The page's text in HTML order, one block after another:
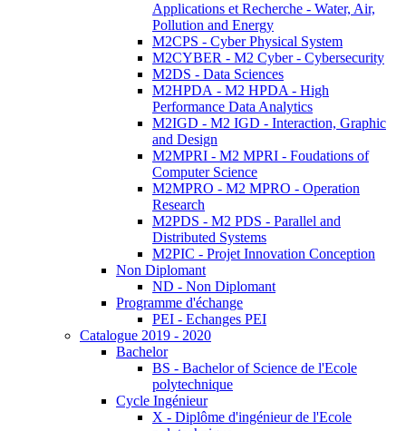
Applications et Recherche - Water, Air,
Pollution and Energy
M2CPS - Cyber Physical System
M2CYBER - M2 Cyber - Cybersecurity
M2DS - Data Sciences
M2HPDA - M2 HPDA - High
Performance Data Analytics
M2IGD - M2 IGD - Interaction, Graphic
and Design
M2MPRI - M2 MPRI - Foudations of
Computer Science
M2MPRO - M2 MPRO - Operation
Research
M2PDS - M2 PDS - Parallel and
Distributed Systems
M2PIC - Projet Innovation Conception
Non Diplomant
ND - Non Diplomant
Programme d'échange
PEI - Echanges PEI
Catalogue 2019 - 2020
Bachelor
BS - Bachelor of Science de l'Ecole
polytechnique
Cycle Ingénieur
X - Diplôme d'ingénieur de l'Ecole